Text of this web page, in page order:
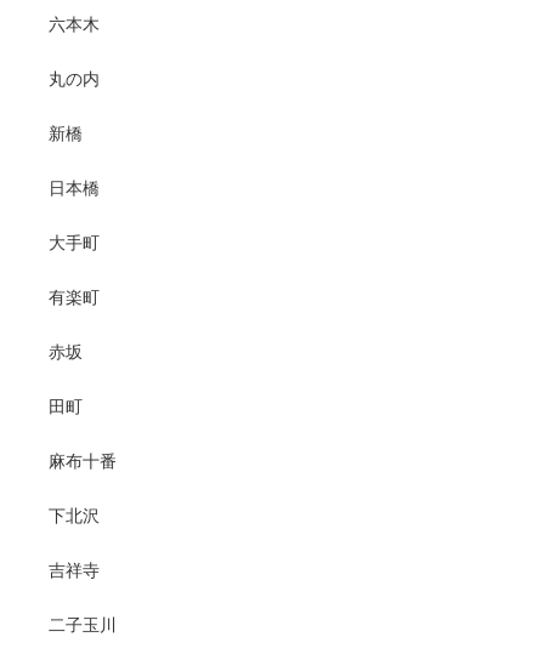
六本木
丸の内
新橋
日本橋
大手町
有楽町
赤坂
田町
麻布十番
下北沢
吉祥寺
二子玉川